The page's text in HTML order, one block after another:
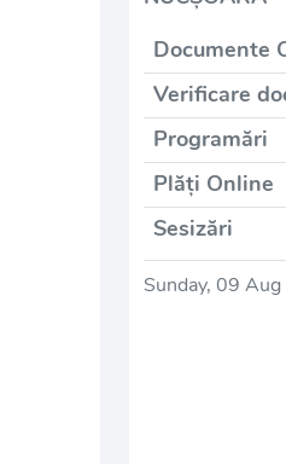
Documente
Verificare
Programări
Plăți Online
Sesizări
Sunday, 09